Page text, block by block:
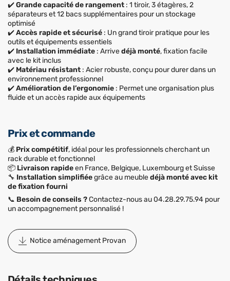
✔️Grande capacité de rangement : 1 tiroir, 3 étagères, 2
séparateurs et 12 bacs supplémentaires pour un stockage
optimisé
✔️Accès rapide et sécurisé : Un grand tiroir pratique pour les
outils et équipements essentiels
✔️ Installation immédiate : Arrivedéjà monté, fixation facile
avec le kit inclus
✔️ Matériau résistant : Acier robuste, conçu pour durer dans un
environnement professionnel
✔️Amélioration de l’ergonomie : Permet une organisation plus
fluide et un accès rapide aux équipements
Prix et commande
💰 Prix compétitif, idéal pour les professionnels cherchant un
rack durable et fonctionnel
📦 Livraison rapideen France, Belgique, Luxembourg et Suisse
🔧 Installation simplifiéegrâce au meubledéjà monté avec kit
de fixation fourni
📞 Besoin de conseils ?Contactez-nous au 04.28.29.75.94 pour
un accompagnement personnalisé !
Notice aménagement Provan